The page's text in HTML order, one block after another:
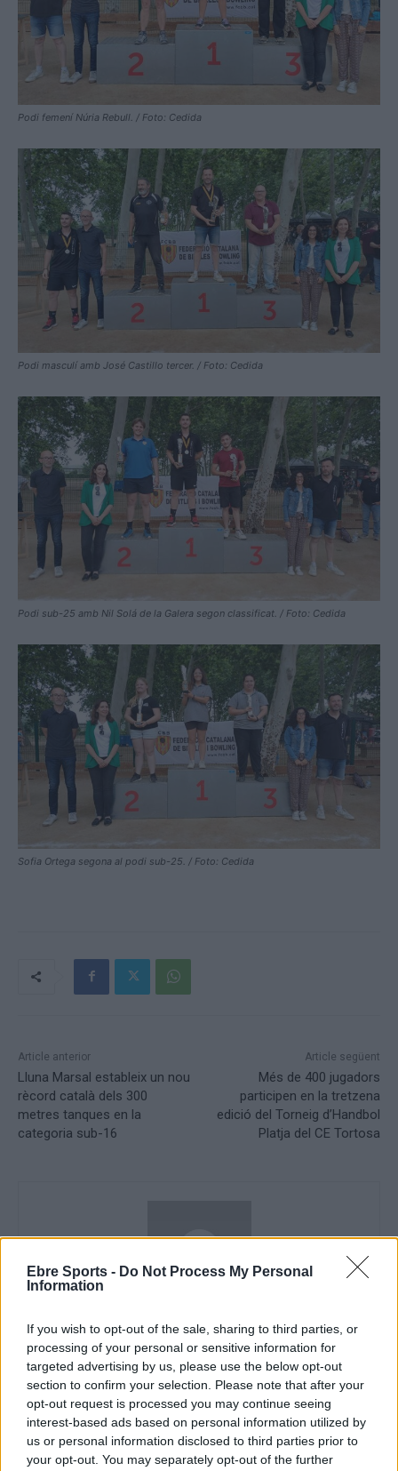
Ebre Sports - Do Not Process My Personal
Information
If you wish to opt-out of the sale, sharing to third parties, or
processing of your personal or sensitive information for
targeted advertising by us, please use the below opt-out
section to confirm your selection. Please note that after your
opt-out request is processed you may continue seeing
interest-based ads based on personal information utilized by
us or personal information disclosed to third parties prior to
your opt-out. You may separately opt-out of the further
Podi femení Núria Rebull. / Foto: Cedida
Podi masculí amb José Castillo tercer. / Foto: Cedida
Podi sub-25 amb Nil Solá de la Galera segon classificat. / Foto: Cedida
Sofia Ortega segona al podi sub-25. / Foto: Cedida
Article anterior
Lluna Marsal estableix un nou
rècord català dels 300
metres tanques en la
categoria sub-16
Article següent
Més de 400 jugadors
participen en la tretzena
edició del Torneig d’Handbol
Platja del CE Tortosa
Redacció
http://ebresports.cat
ARTICLES RELACIONATS